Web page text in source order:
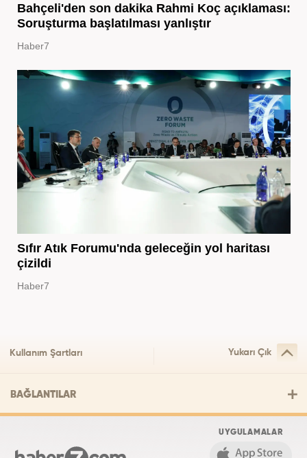
Bahçeli'den son dakika Rahmi Koç açıklaması:
Soruşturma başlatılması yanlıştır
Haber7
Sıfır Atık Forumu'nda geleceğin yol haritası
çizildi
Haber7
Kullanım Şartları Yukarı Çık
BAĞLANTILAR
UYGULAMALAR